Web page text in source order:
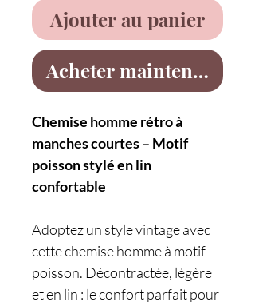
Ajouter au panier
Acheter maintenant
Chemise homme rétro à
manches courtes – Motif
poisson stylé en lin
confortable
Adoptez un style vintage avec
cette chemise homme à motif
poisson. Décontractée, légère
et en lin : le confort parfait pour